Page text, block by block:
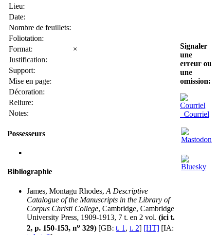
Lieu:
Date:
Nombre de feuillets:
Foliotation:
Format:
×
Justification:
Support:
Mise en page:
Décoration:
Reliure:
Notes:
Possesseurs
Bibliographie
James, Montagu Rhodes, A Descriptive
Catalogue of the Manuscripts in the Library of
Corpus Christi College, Cambridge, Cambridge
University Press, 1909-1913, 7 t. en 2 vol. (ici t.
2, p. 150-153, no 329) [GB: t. 1 , t. 2] [HT] [IA:
Signaler
une
erreur ou
une
omission:
Courriel